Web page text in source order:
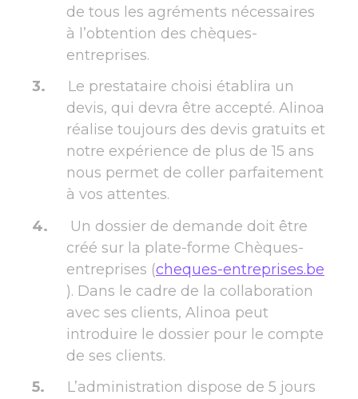
de tous les agréments nécessaires
à l’obtention des chèques-
entreprises.
Le prestataire choisi établira un
devis, qui devra être accepté. Alinoa
réalise toujours des devis gratuits et
notre expérience de plus de 15 ans
nous permet de coller parfaitement
à vos attentes.
Un dossier de demande doit être
créé sur la plate-forme Chèques-
entreprises (cheques-entreprises.be
). Dans le cadre de la collaboration
avec ses clients, Alinoa peut
introduire le dossier pour le compte
de ses clients.
L’administration dispose de 5 jours